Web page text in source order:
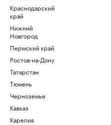
Краснодарский
край
Нижний
Новгород
Пермский край
Ростов-на-Дону
Татарстан
Тюмень
Черноземье
Кавказ
Карелия